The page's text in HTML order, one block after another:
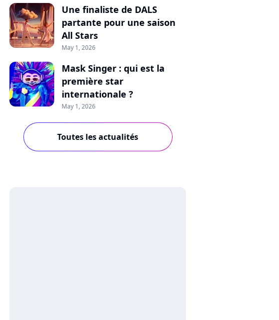
Une finaliste de DALS
partante pour une saison
All Stars
May 1, 2026
Mask Singer : qui est la
première star
internationale ?
May 1, 2026
Toutes les actualités